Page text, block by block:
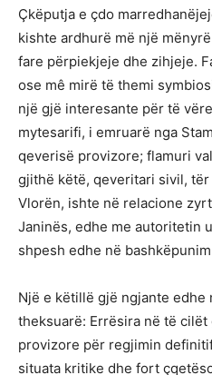
Çkëputja e çdo
kishte ardhurë më një
fare përpiekjeje dhe zihjeje.
ose mê mirë të themi
një gjë interesante për të
mytesarifi, i emruarë nga
qeverisë provizore; flamuri
gjithë këtë, qeveritari sivil,
Vlorën, ishte në relacione
Janinës, edhe me autoritetin
shpesh edhe në
Një e këtillë gjë ngjante edhe
theksuarë: Errësira në të
provizore për regjimin
situata kritike dhe fort